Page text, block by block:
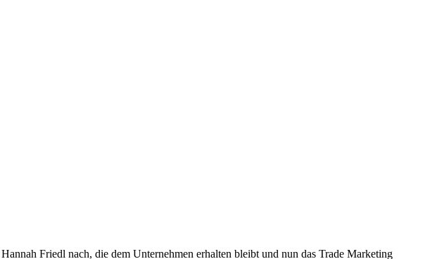
Friedl nach, die dem Unternehmen erhalten bleibt und nun das Trade Marketing